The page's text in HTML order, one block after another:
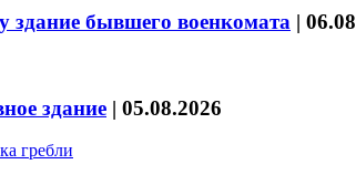
здание бывшего военкомата |
здание | 05.08.2026